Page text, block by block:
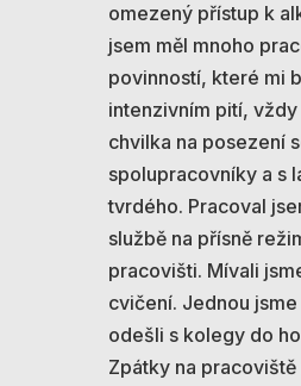
omezený přístup k
jsem měl mnoho
povinností, které mi
intenzivním pití, vždy
chvilka na posezení
spolupracovníky a s
tvrdého. Pracoval
službě na přísně
pracovišti. Mívali
cvičení. Jednou
odešli s kolegy do
Zpátky na pracoviště